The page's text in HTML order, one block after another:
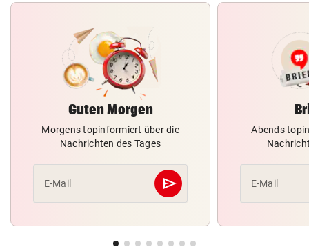
Guten Morgen
Morgens topinformiert über die
Nachrichten des Tages
E-Mail send
Abschicken
Abends
E-Mail